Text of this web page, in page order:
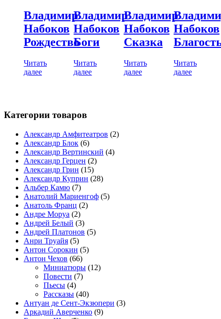
Владимир
Набоков
Рождество
Читать
далее
Владимир
Набоков
Боги
Читать
далее
Владимир
Набоков
Сказка
Читать
далее
Набоков
Читать
далее
Категории товаров
Александр Амфитеатров (2)
Александр Блок (6)
Александр Вертинский (4)
Александр Герцен (2)
Александр Грин (15)
Александр Куприн (28)
Альбер Камю (7)
Анатолий Мариенгоф (5)
Анатоль Франц (2)
Андре Моруа (2)
Андрей Белый (3)
Андрей Платонов (5)
Анри Труайя (5)
Антон Сорокин (5)
Антон Чехов (66)
Миниатюры (12)
Повести (7)
Пьесы (4)
Рассказы (40)
Антуан де Сент-Экзюпери (3)
Аркадий Аверченко (9)